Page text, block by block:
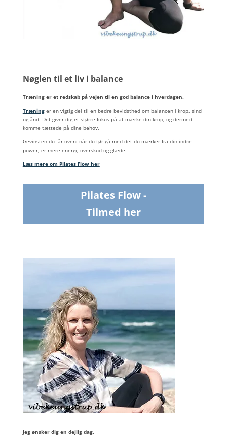
Nøglen til et liv i balance
Træning er et redskab på vejen til en god balance i hverdagen.
Træninger en vigtig del til en bedre bevidsthed om balancen i krop, sind
og ånd. Det giver dig et større fokus på at mærke din krop, og dermed
komme tættede på dine behov.
Gevinsten du får oveni når du tør gå med det du mærker fra din indre
power, er mere energi, overskud og glæde.
Læs mere om Pilates Flow her
Pilates Flow -
Tilmed her
Jeg ønsker dig en dejlig dag.